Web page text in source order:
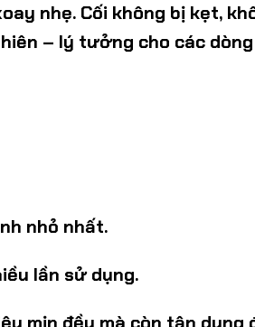
nhẹ. Cối không bị kẹt,
– lý tưởng cho các
nhỏ nhất.
lần sử dụng.